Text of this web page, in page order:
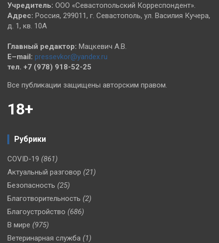
Учредитель: ООО «Севастопольский Корреспондент».
Адрес: Россия, 299011, г. Севастополь, ул. Василия Кучера,
д. 1, кв. 10А
Главный редактор: Мацкевич А.В.
E–mail: pressevkor@yandex.ru
тел. +7 (978) 918-52-25
Все публикации защищены авторским правом.
18+
Рубрики
COVID-19 (861)
Актуальный разговор (21)
Безопасность (25)
Благотворительность (2)
Благоустройство (686)
В мире (975)
Ветеринарная служба (1)